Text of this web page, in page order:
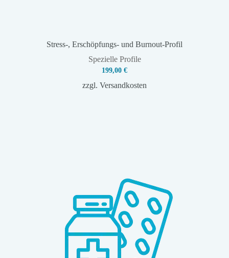
Stress-, Erschöpfungs- und Burnout-Profil
Spezielle Profile
199,00 €
zzgl. Versandkosten